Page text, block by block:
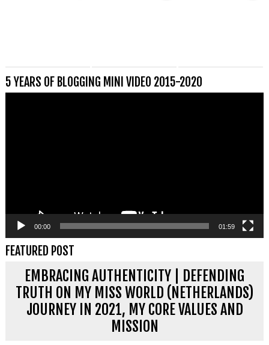
5 YEARS OF BLOGGING MINI VIDEO 2015-2020
00:00 01:59
FEATURED POST
EMBRACING AUTHENTICITY | DEFENDING
TRUTH ON MY MISS WORLD (NETHERLANDS)
JOURNEY IN 2021, MY CORE VALUES AND
MISSION